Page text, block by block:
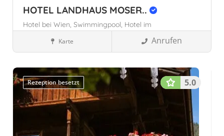
HOTEL LANDHAUS MOSER..
Hotel bei Wien, Swimmingpool, Hotel im
Stadthotels Karte Anrufen
Rezeption besetzt 5.0